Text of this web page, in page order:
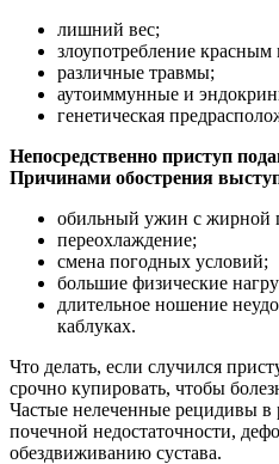
лишний вес;
злоупотребление красным
различные травмы;
аутоиммунные и
генетическая
Непосредственно приступ
Причинами обострения
обильный ужин с жирной
переохлаждение;
смена погодных условий;
большие физические
длительное ношение
каблуках.
Что делать, если случился
срочно купировать, чтобы
Частые нелеченные рецидивы в
почечной недостаточности,
обездвиживанию сустава.